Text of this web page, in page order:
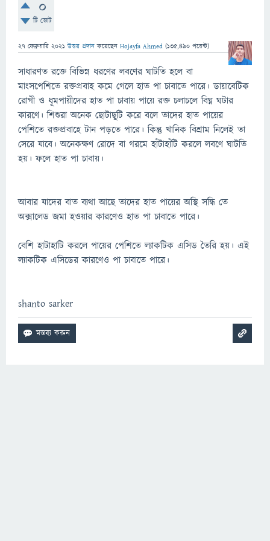
0
টি ভোট
27 ফেব্রুয়ারি 2021 উত্তর প্রদান করেছেন Hojayfa Ahmed (135,490 পয়েন্ট)
সাধারণত রক্তে বিভিন্ন ধরণের লবণের ঘাটতি হলে বা
মাংসপেশিতে রক্তপ্রবাহ কমে গেলে হাত পা চাবাতে পারে। ডায়াবেটিক
রোগী ও ধূমপায়ীদের হাত পা চাবায় পায়ে রক্ত চলাচলে বিঘ্ন ঘটার
কারণে। শিশুরা অনেক ছোটাছুটি করে বলে তাদের হাত পায়ের
পেশিতে রক্তপ্রবাহে টান পড়তে পারে। কিন্তু খানিক বিশ্রাম নিলেই তা
সেরে যাবে। অনেকক্ষণ রোদে বা গরমে হাঁটাহাঁটি করলে লবণে ঘাটতি
হয়। ফলে হাত পা চাবায়।
আবার যাদের বাত ব্যথা আছে তাদের হাত পায়ের অস্থি সন্ধি তে
অক্সালেড জমা হওয়ার কারণেও হাত পা চাবাতে পারে।
বেশি হাটাহাটি করলে পায়ের পেশিতে ল্যাকটিক এসিড তৈরি হয়। এই
ল্যাকটিক এসিডের কারণেও পা চাবাতে পারে।
shanto sarker